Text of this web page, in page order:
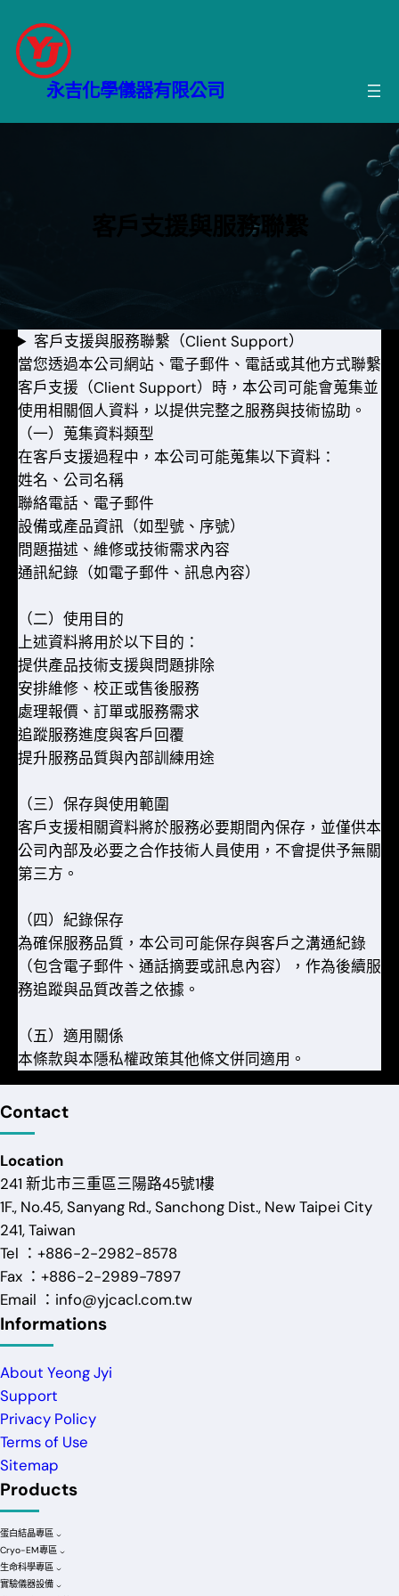
容
永吉化學儀器有限公司
客戶支援與服務聯繫
客戶支援與服務聯繫（Client Support）
當您透過本公司網站、電子郵件、電話或其他方式聯繫
客戶支援（Client Support）時，本公司可能會蒐集並
使用相關個人資料，以提供完整之服務與技術協助。
（一）蒐集資料類型
在客戶支援過程中，本公司可能蒐集以下資料：
姓名、公司名稱
聯絡電話、電子郵件
設備或產品資訊（如型號、序號）
問題描述、維修或技術需求內容
通訊紀錄（如電子郵件、訊息內容）
（二）使用目的
上述資料將用於以下目的：
提供產品技術支援與問題排除
安排維修、校正或售後服務
處理報價、訂單或服務需求
追蹤服務進度與客戶回覆
提升服務品質與內部訓練用途
（三）保存與使用範圍
客戶支援相關資料將於服務必要期間內保存，並僅供本
公司內部及必要之合作技術人員使用，不會提供予無關
第三方。
（四）紀錄保存
為確保服務品質，本公司可能保存與客戶之溝通紀錄
（包含電子郵件、通話摘要或訊息內容），作為後續服
務追蹤與品質改善之依據。
（五）適用關係
本條款與本隱私權政策其他條文併同適用。
Contact
Location
241 新北市三重區三陽路45號1樓
1F., No.45, Sanyang Rd., Sanchong Dist., New Taipei City
241, Taiwan
Tel ：+886-2-2982-8578
Fax ：+886-2-2989-7897
Email ：info@yjcacl.com.tw
Informations
About Yeong Jyi
Support
Privacy Policy
Terms of Use
Sitemap
Products
蛋白結晶專區
Cryo-EM專區
生命科學專區
實驗儀器設備